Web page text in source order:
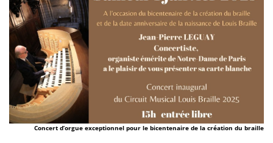
Concert d’orgue exceptionnel pour le bicentenaire de la création du braille